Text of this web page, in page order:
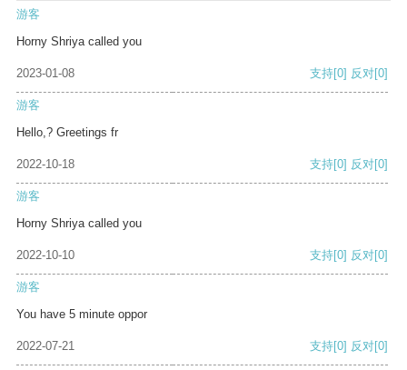
游客
Horny Shriya called you
2023-01-08 支持[0] 反对[0]
游客
Hello,? Greetings fr
2022-10-18 支持[0] 反对[0]
游客
Horny Shriya called you
2022-10-10 支持[0] 反对[0]
游客
You have 5 minute oppor
2022-07-21 支持[0] 反对[0]